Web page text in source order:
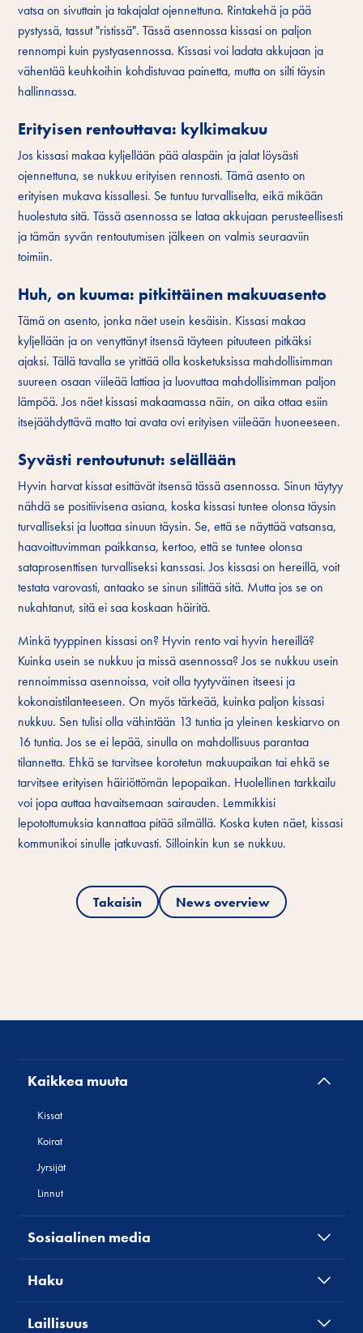
vatsa on sivuttain ja takajalat ojennettuna. Rintakehä ja pää
pystyssä, tassut "ristissä". Tässä asennossa kissasi on paljon
rennompi kuin pystyasennossa. Kissasi voi ladata akkujaan ja
vähentää keuhkoihin kohdistuvaa painetta, mutta on silti täysin
hallinnassa.
Erityisen rentouttava: kylkimakuu
Jos kissasi makaa kyljellään pää alaspäin ja jalat löysästi
ojennettuna, se nukkuu erityisen rennosti. Tämä asento on
erityisen mukava kissallesi. Se tuntuu turvalliselta, eikä mikään
huolestuta sitä. Tässä asennossa se lataa akkujaan perusteellisesti
ja tämän syvän rentoutumisen jälkeen on valmis seuraaviin
toimiin.
Huh, on kuuma: pitkittäinen makuuasento
Tämä on asento, jonka näet usein kesäisin. Kissasi makaa
kyljellään ja on venyttänyt itsensä täyteen pituuteen pitkäksi
ajaksi. Tällä tavalla se yrittää olla kosketuksissa mahdollisimman
suureen osaan viileää lattiaa ja luovuttaa mahdollisimman paljon
lämpöä. Jos näet kissasi makaamassa näin, on aika ottaa esiin
itsejäähdyttävä matto tai avata ovi erityisen viileään huoneeseen.
Syvästi rentoutunut: selällään
Hyvin harvat kissat esittävät itsensä tässä asennossa. Sinun täytyy
nähdä se positiivisena asiana, koska kissasi tuntee olonsa täysin
turvalliseksi ja luottaa sinuun täysin. Se, että se näyttää vatsansa,
haavoittuvimman paikkansa, kertoo, että se tuntee olonsa
sataprosenttisen turvalliseksi kanssasi. Jos kissasi on hereillä, voit
testata varovasti, antaako se sinun silittää sitä. Mutta jos se on
nukahtanut, sitä ei saa koskaan häiritä.
Minkä tyyppinen kissasi on? Hyvin rento vai hyvin hereillä?
Kuinka usein se nukkuu ja missä asennossa? Jos se nukkuu usein
rennoimmissa asennoissa, voit olla tyytyväinen itseesi ja
kokonaistilanteeseen. On myös tärkeää, kuinka paljon kissasi
nukkuu. Sen tulisi olla vähintään 13 tuntia ja yleinen keskiarvo on
16 tuntia. Jos se ei lepää, sinulla on mahdollisuus parantaa
tilannetta. Ehkä se tarvitsee korotetun makuupaikan tai ehkä se
tarvitsee erityisen häiriöttömän lepopaikan. Huolellinen tarkkailu
voi jopa auttaa havaitsemaan sairauden. Lemmikkisi
lepotottumuksia kannattaa pitää silmällä. Koska kuten näet, kissasi
kommunikoi sinulle jatkuvasti. Silloinkin kun se nukkuu.
Takaisin News overview
Kaikkea muuta
Kissat
Koirat
Jyrsijät
Linnut
Sosiaalinen media
Haku
Laillisuus